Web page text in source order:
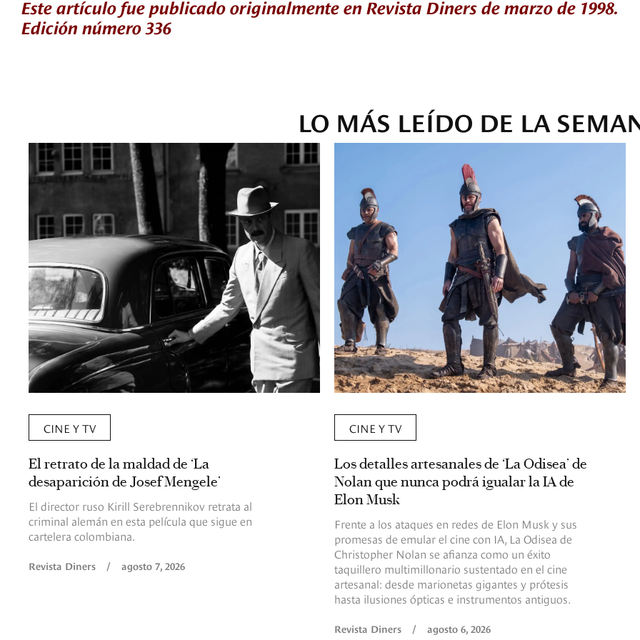
Este artículo fue publicado originalmente en Revista Diners de marzo de 1998.
Edición número 336
LO MÁS LEÍDO DE LA
CINE Y TV
El retrato de la maldad de ‘La
desaparición de Josef Mengele’
El director ruso Kirill Serebrennikov retrata al
criminal alemán en esta película que sigue en
cartelera colombiana.
Revista Diners / agosto 7, 2026
CINE Y TV
Los detalles artesanales de ‘La Odisea’ de
Nolan que nunca podrá igualar la IA de
Elon Musk
Frente a los ataques en redes de Elon Musk y sus
promesas de emular el cine con IA, La Odisea de
Christopher Nolan se afianza como un éxito
taquillero multimillonario sustentado en el cine
artesanal: desde marionetas gigantes y prótesis
hasta ilusiones ópticas e instrumentos antiguos.
Revista Diners / agosto 6, 2026